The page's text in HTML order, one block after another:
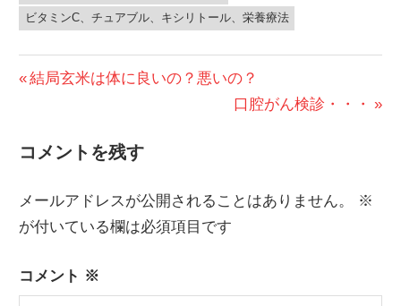
ビタミンC、チュアブル、キシリトール、栄養療法
投
ナ
ゲ
シ
前
稿:
結局玄米は体に良いの？悪いの？
次
口腔がん検診・・・
コメントを残す
メールアドレスが公開されることはありません。
※
が付いている欄は必須項目です
コメント ※